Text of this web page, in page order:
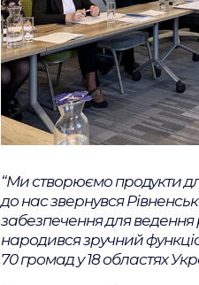
“Ми створюємо продукти
до нас звернувся
забезпечення для ведення
народився зручний
70 громад у 18 областях